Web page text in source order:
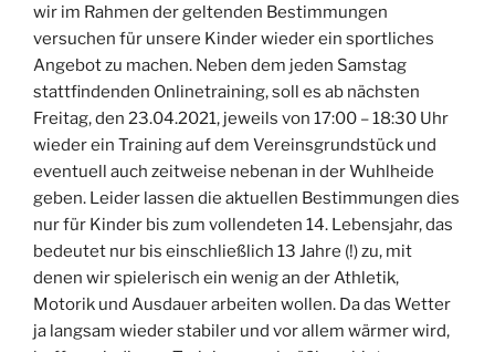
wir im Rahmen der geltenden Bestimmungen
versuchen für unsere Kinder wieder ein sportliches
Angebot zu machen. Neben dem jeden Samstag
stattfindenden Onlinetraining, soll es ab nächsten
Freitag, den 23.04.2021, jeweils von 17:00 – 18:30 Uhr
wieder ein Training auf dem Vereinsgrundstück und
eventuell auch zeitweise nebenan in der Wuhlheide
geben. Leider lassen die aktuellen Bestimmungen dies
nur für Kinder bis zum vollendeten 14. Lebensjahr, das
bedeutet nur bis einschließlich 13 Jahre (!) zu, mit
denen wir spielerisch ein wenig an der Athletik,
Motorik und Ausdauer arbeiten wollen. Da das Wetter
ja langsam wieder stabiler und vor allem wärmer wird,